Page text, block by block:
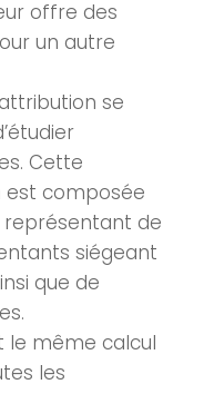
offre des
un autre
se
Cette
est composée
représentant de
siégeant
que de
le même calcul
les